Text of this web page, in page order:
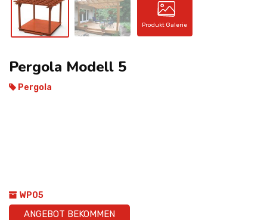
Produkt Galerie
Pergola Modell 5
Pergola
WP05
ANGEBOT BEKOMMEN